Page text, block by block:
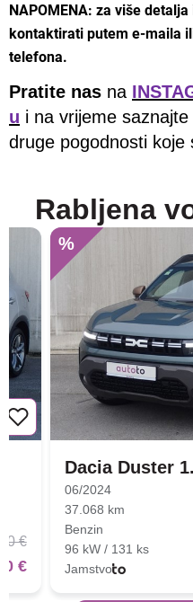
NAPOMENA: za više
kontaktirati putem e-maila
telefona.
Pratite nas na
u i na vrijeme
druge pogodnosti koje
Rabljena
€
€
%
Dacia Duster
06/2024
37.068 km
Benzin
96 kW / 131 ks
Jamstvo